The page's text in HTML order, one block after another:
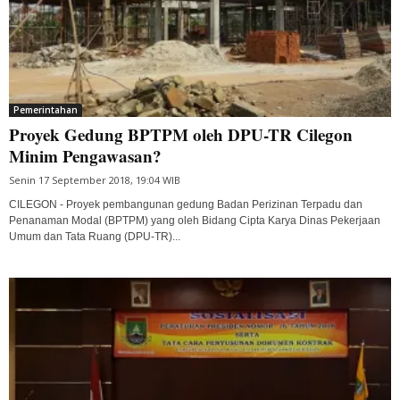
Pemerintahan
Proyek Gedung BPTPM oleh DPU-TR Cilegon
Minim Pengawasan?
Senin 17 September 2018, 19:04 WIB
CILEGON - Proyek pembangunan gedung Badan Perizinan Terpadu dan
Penanaman Modal (BPTPM) yang oleh Bidang Cipta Karya Dinas Pekerjaan
Umum dan Tata Ruang (DPU-TR)...